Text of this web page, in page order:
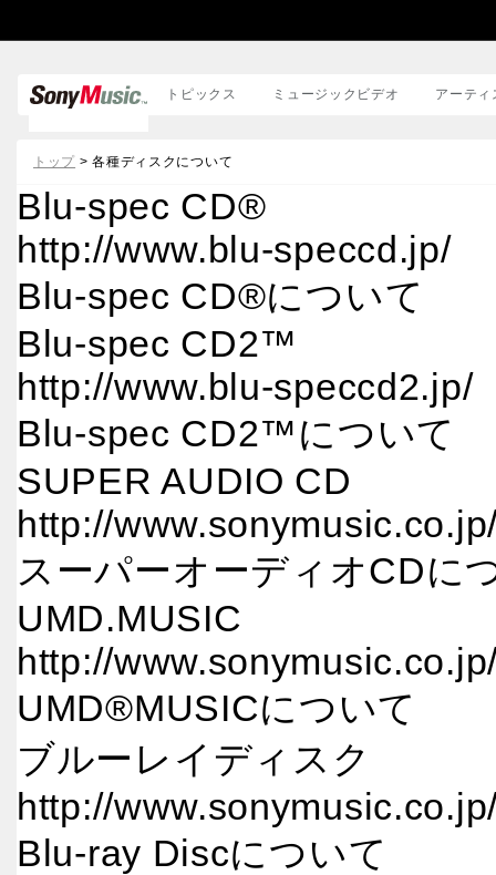
トピックス ミュージックビデオ アーティ
トップ > 各種ディスクについて
Blu-spec CD®
http://www.blu-speccd.jp/
Blu-spec CD®について
Blu-spec CD2™
http://www.blu-speccd2.jp/
Blu-spec CD2™について
SUPER AUDIO CD
http://
スーパーオーディオCDに
UMD.MUSIC
http://
UMD®MUSICについて
ブルーレイディスク
http://
Blu-ray Discについて